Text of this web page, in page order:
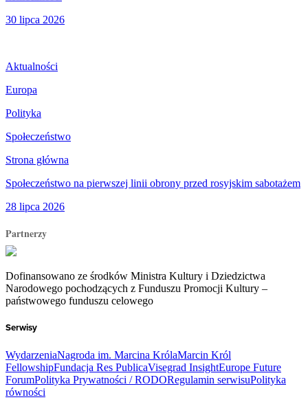
30 lipca 2026
Aktualności
Europa
Polityka
Społeczeństwo
Strona główna
Społeczeństwo na pierwszej linii obrony przed rosyjskim sabotażem
28 lipca 2026
Partnerzy
Dofinansowano ze środków Ministra Kultury i Dziedzictwa
Narodowego pochodzących z Funduszu Promocji Kultury –
państwowego funduszu celowego
Serwisy
WydarzeniaNagroda im. Marcina KrólaMarcin Król
FellowshipFundacja Res PublicaVisegrad InsightEurope Future
ForumPolityka Prywatności / RODORegulamin serwisuPolityka
równości